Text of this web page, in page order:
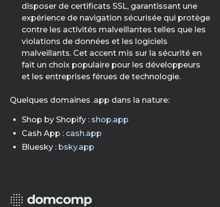
disposer de certificats SSL, garantissant une
expérience de navigation sécurisée qui protège
contre les activités malveillantes telles que les
violations de données et les logiciels
malveillants. Cet accent mis sur la sécurité en
fait un choix populaire pour les développeurs
et les entreprises férues de technologie.
Quelques domaines .app dans la nature:
Shop by Shopify : shop.app
Cash App : cash.app
Bluesky : bsky.app